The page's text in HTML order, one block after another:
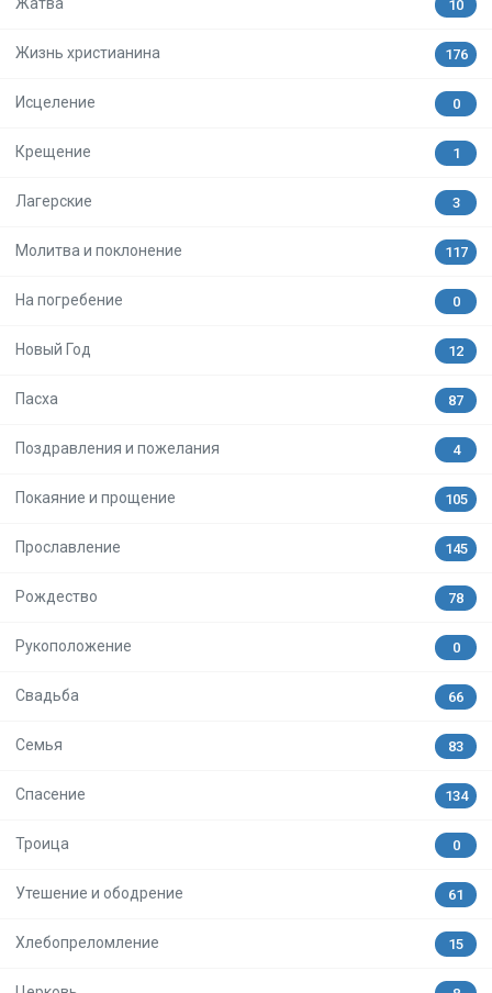
10
Жизнь христианина 176
Исцеление 0
Крещение 1
Лагерские 3
Молитва и поклонение 117
На погребение 0
Новый Год 12
Пасха 87
Поздравления и пожелания 4
Покаяние и прощение 105
Прославление 145
Рождество 78
Рукоположение 0
Свадьба 66
Семья 83
Спасение 134
Троица 0
Утешение и ободрение 61
Хлебопреломление 15